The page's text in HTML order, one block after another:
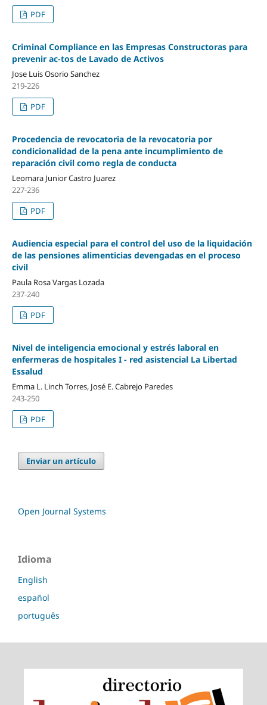
PDF
Criminal Compliance en las Empresas Constructoras para
prevenir ac-tos de Lavado de Activos
Jose Luis Osorio Sanchez
219-226
PDF
Procedencia de revocatoria de la revocatoria por
condicionalidad de la pena ante incumplimiento de
reparación civil como regla de conducta
Leomara Junior Castro Juarez
227-236
PDF
Audiencia especial para el control del uso de la liquidación
de las pensiones alimenticias devengadas en el proceso
civil
Paula Rosa Vargas Lozada
237-240
PDF
Nivel de inteligencia emocional y estrés laboral en
enfermeras de hospitales I - red asistencial La Libertad
Essalud
Emma L. Linch Torres, José E. Cabrejo Paredes
243-250
PDF
Enviar un artículo
Open Journal Systems
Idioma
English
español
português